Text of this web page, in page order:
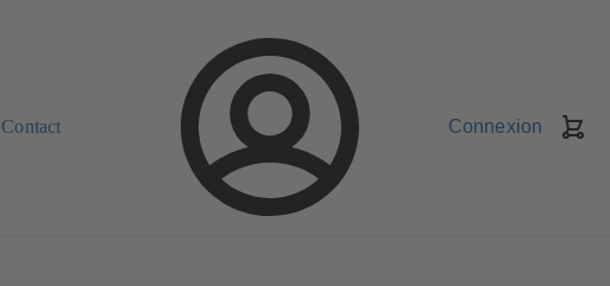
Contact Connexion